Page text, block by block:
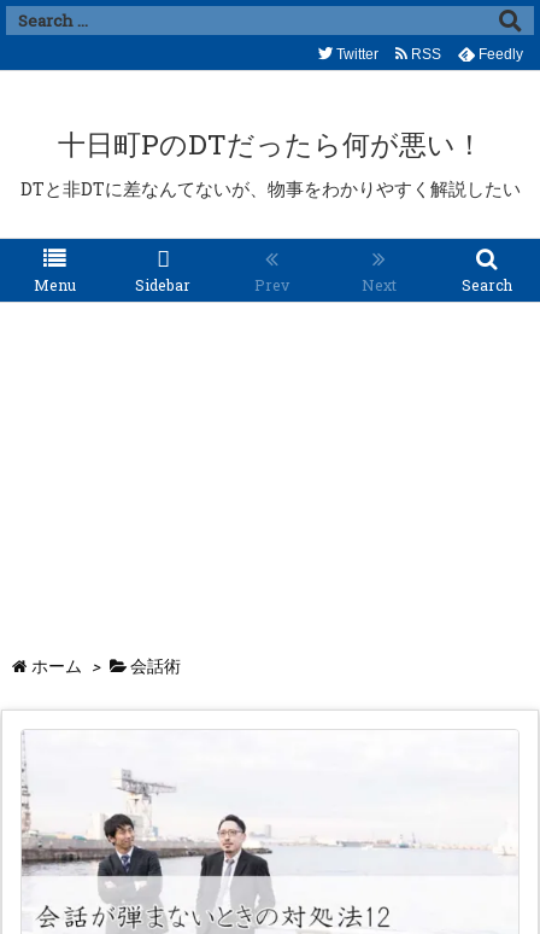
十日町PのDTだったら何が悪い！
DTと非DTに差なんてないが、物事をわかりやすく解説したい
Menu Sidebar Prev Next Search
Twitter RSS Feedly
ホーム > 会話術